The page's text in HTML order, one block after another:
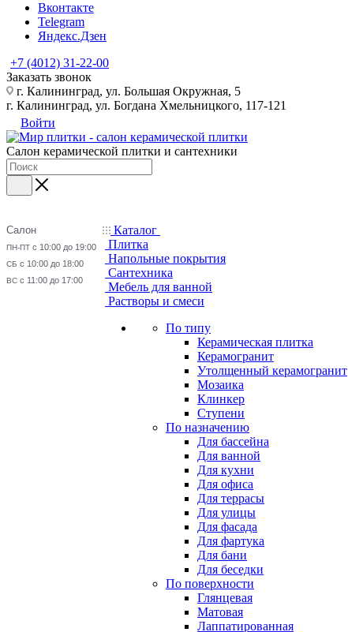
Вконтакте
Telegram
Яндекс.Дзен
+7 (4012) 31-22-00
Заказать звонок
г. Калининград, ул. Большая Окружная, 5
г. Калининград, ул. Богдана Хмельницкого, 117-121
Войти
Салон керамической плитки и сантехники
Салон
ПН-ПТ с 10:00 до 19:00
СБ с 10:00 до 18:00
ВС с 11:00 до 17:00
Каталог
Плитка
Напольные покрытия
Сантехника
Мебель для ванной
Растворы и смеси
По типу
Керамическая плитка
Керамогранит
Утолщенный керамогранит
Мозаика
Клинкер
Ступени
По назначению
Для бассейна
Для ванной
Для кухни
Для офиса
Для террасы
Для улицы
Для фасада
Для фартука
Для бани
Для беседки
По поверхности
Глянцевая
Матовая
Лаппатированная